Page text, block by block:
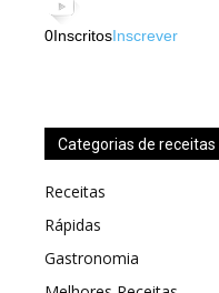
0InscritosInscrever
Categorias de receitas
Receitas
Rápidas
Gastronomia